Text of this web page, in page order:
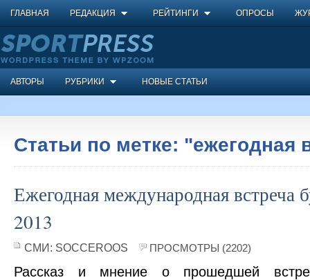
ГЛАВНАЯ РЕДАКЦИЯ РЕЙТИНГИ ОПРОСЫ
АВТОРЫ РУБРИКИ НОВЫЕ СТАТЬИ
Статьи по метке: "ежегодная
Ежегодная международная встреча
2013
СМИ: SOCCEROOS ПРОСМОТРЫ (2202)
Рассказ и мнение о прошедшей